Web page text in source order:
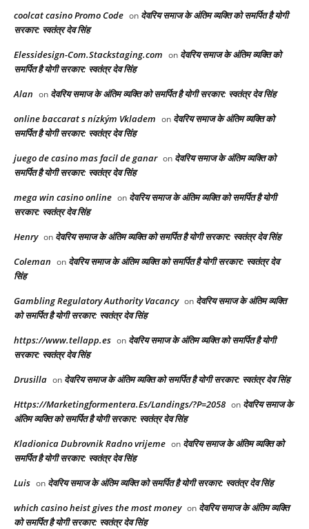
coolcat casino Promo Code on देवरिय समाज के अंतिम व्यक्ति को समर्पित है योगी
सरकार: स्वतंत्र देव सिंह
Elessidesign-Com.Stackstaging.com on देवरिय समाज के अंतिम व्यक्ति को
समर्पित है योगी सरकार: स्वतंत्र देव सिंह
Alan on देवरिय समाज के अंतिम व्यक्ति को समर्पित है योगी सरकार: स्वतंत्र देव सिंह
online baccarat s nízkým Vkladem on देवरिय समाज के अंतिम व्यक्ति को
समर्पित है योगी सरकार: स्वतंत्र देव सिंह
juego de casino mas facil de ganar on देवरिय समाज के अंतिम व्यक्ति को
समर्पित है योगी सरकार: स्वतंत्र देव सिंह
mega win casino online on देवरिय समाज के अंतिम व्यक्ति को समर्पित है योगी
सरकार: स्वतंत्र देव सिंह
Henry on देवरिय समाज के अंतिम व्यक्ति को समर्पित है योगी सरकार: स्वतंत्र देव सिंह
Coleman on देवरिय समाज के अंतिम व्यक्ति को समर्पित है योगी सरकार: स्वतंत्र देव
सिंह
Gambling Regulatory Authority Vacancy on देवरिय समाज के अंतिम व्यक्ति
को समर्पित है योगी सरकार: स्वतंत्र देव सिंह
https://www.tellapp.es on देवरिय समाज के अंतिम व्यक्ति को समर्पित है योगी
सरकार: स्वतंत्र देव सिंह
Drusilla on देवरिय समाज के अंतिम व्यक्ति को समर्पित है योगी सरकार: स्वतंत्र देव सिंह
Https://Marketingformentera.Es/Landings/?P=2058 on देवरिय समाज के
अंतिम व्यक्ति को समर्पित है योगी सरकार: स्वतंत्र देव सिंह
Kladionica Dubrovnik Radno vrijeme on देवरिय समाज के अंतिम व्यक्ति को
समर्पित है योगी सरकार: स्वतंत्र देव सिंह
Luis on देवरिय समाज के अंतिम व्यक्ति को समर्पित है योगी सरकार: स्वतंत्र देव सिंह
which casino heist gives the most money on देवरिय समाज के अंतिम व्यक्ति
को समर्पित है योगी सरकार: स्वतंत्र देव सिंह